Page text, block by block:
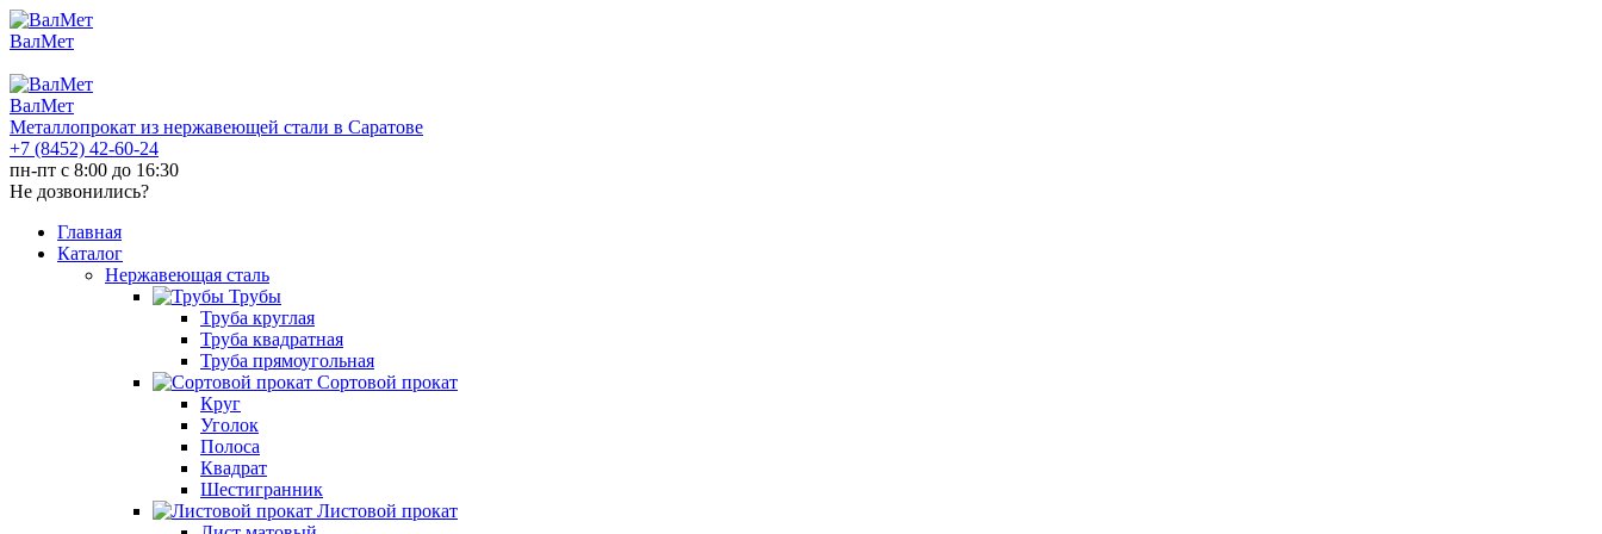
ВалМет
ВалМет
Металлопрокат из нержавеющей стали в Саратове
+7 (8452) 42-60-24
пн-пт с 8:00 до 16:30
Не дозвонились?
Главная
Каталог
Нержавеющая сталь
Трубы
Труба круглая
Труба квадратная
Труба прямоугольная
Сортовой прокат
Круг
Уголок
Полоса
Квадрат
Шестигранник
Листовой прокат